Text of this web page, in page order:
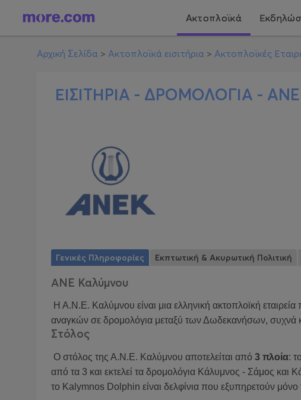
Ακτοπλοϊκά
Αρχική Σελίδα > Ακτοπλοϊκά εισιτήρια > Ακτοπλοϊκές
ΕΙΣΙΤΗΡΙΑ - ΔΡΟΜΟΛΟΓΙΑ -
Γενικές Πληροφορίες Εκπτωτική & Ακυρωτική Πολιτική
ΑΝΕ Καλύμνου
Η Α.Ν.Ε. Καλύμνου είναι μια ελληνική ακτοπλοϊκή εταιρεία
αναγκών σε δρομολόγια μεταξύ των Δωδεκανήσων, συχνά
Στόλος
Ο στόλος της Α.Ν.Ε. Καλύμνου αποτελείται από 3 πλοία:
από τα 3 και εκτελεί τα δρομολόγια Κάλυμνος - Σάμος
το Kalymnos Dolphin είναι δελφίνια που εξυπηρετούν